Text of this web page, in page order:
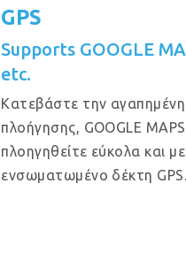
GPS
Supports GOOGLE
etc.
Κατεβάστε την
πλοήγησης, GOOGLE
πλοηγηθείτε εύκολα και
ενσωματωμένο δέκτη GPS.